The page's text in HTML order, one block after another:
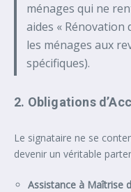
ménages qui ne
aides « Rénovation
les ménages aux
spécifiques).
2. Obligations
Le signataire ne se
devenir un véritable
Assistance à Maîtrise